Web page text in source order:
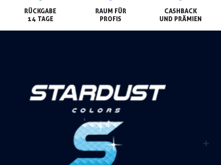
RÜCKGABE
14 TAGE
RAUM FÜR
PROFIS
CASHBACK
UND PRÄMIEN